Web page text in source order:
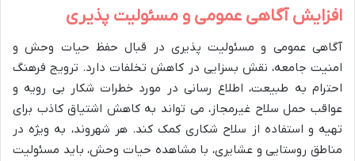
افزایش آگاهی عمومی و مسئولیت پذیری
آگاهی عمومی و مسئولیت پذیری در قبال حفظ حیات وحش و
امنیت جامعه، نقش بسزایی در کاهش تخلفات دارد. ترویج فرهنگ
احترام به طبیعت، اطلاع رسانی در مورد خطرات شکار بی رویه و
عواقب حمل سلاح غیرمجاز، می تواند به کاهش اشتیاق کاذب برای
تهیه و استفاده از سلاح شکاری کمک کند. هر شهروند، به ویژه در
مناطق روستایی و عشایری، با مشاهده حیات وحش، باید مسئولیت